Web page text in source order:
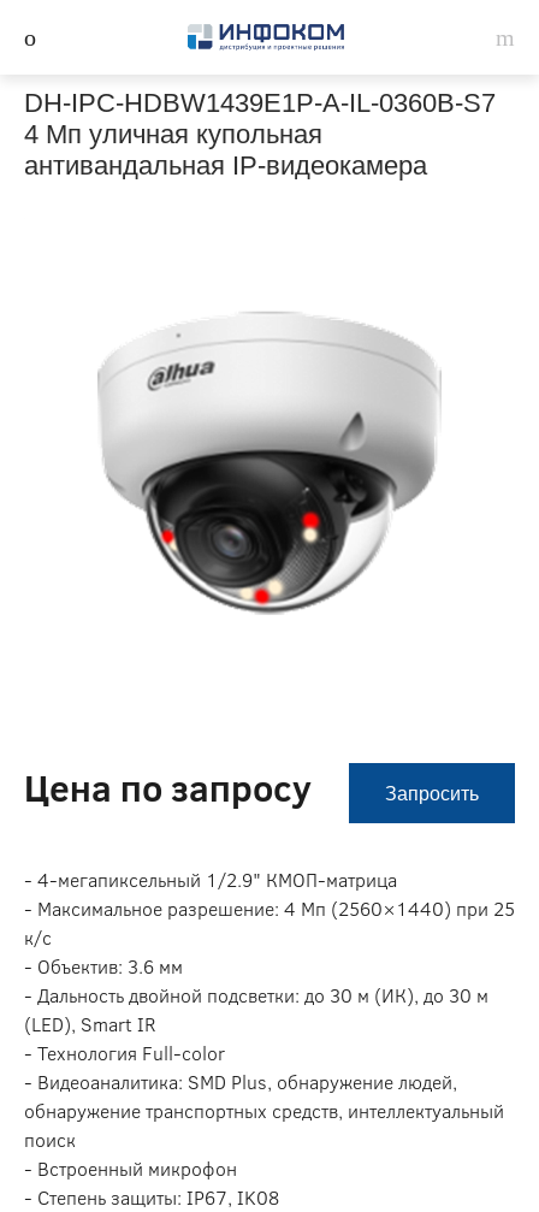
DH-IPC-HDBW1439E1P-A-IL-0360B-S7
4 Мп уличная купольная
антивандальная IP-видеокамера
Цена по запросу Запросить
- 4-мегапиксельный 1/2.9" КMOП-матрица
- Максимальное разрешение: 4 Мп (2560×1440) при 25
к/с
- Объектив: 3.6 мм
- Дальность двойной подсветки: до 30 м (ИК), до 30 м
(LED), Smart IR
- Технология Full-color
- Видеоаналитика: SMD Plus, обнаружение людей,
обнаружение транспортных средств, интеллектуальный
поиск
- Встроенный микрофон
- Степень защиты: IP67, IK08